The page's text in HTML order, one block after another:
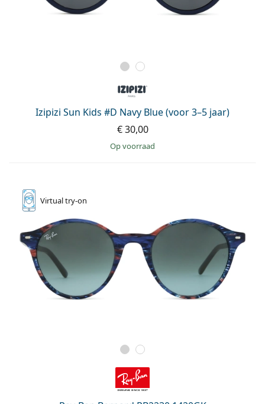
Izipizi Sun Kids #D Navy Blue (voor 3–5 jaar)
€ 30,00
op voorraad
Virtualtry-on